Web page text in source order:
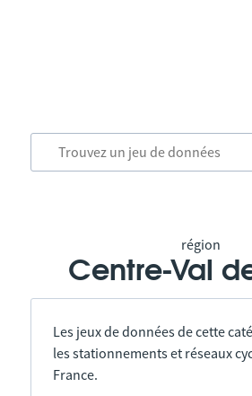
région
Centre-Val
Les jeux de données de cette
les stationnements et réseaux
France.